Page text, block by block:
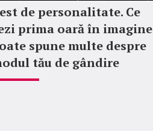
de personalitate. Ce
prima oară în imagine
spune multe despre
tău de gândire